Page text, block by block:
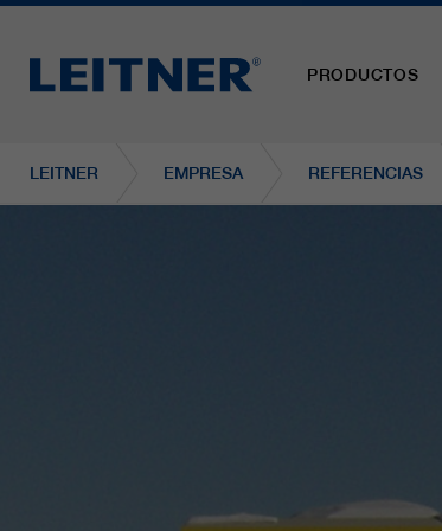
PRODUCTOS
LEITNER EMPRESA REFERENCIAS